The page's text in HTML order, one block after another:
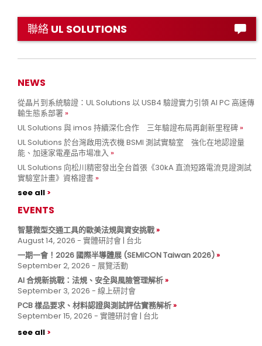
聯絡 UL SOLUTIONS
NEWS
從晶片到系統驗證：UL Solutions 以 USB4 驗證實力引領 AI PC 高速傳
輸生態系部署
UL Solutions 與 imos 持續深化合作 三年驗證布局再創新里程碑
UL Solutions 於台灣啟用洗衣機 BSMI 測試實驗室 強化在地認證量
能、加速家電產品市場准入
UL Solutions 向松川精密發出全台首張《30kA 直流短路電流見證測試
實驗室計畫》資格證書
see all
EVENTS
智慧微型交通工具的歐美法規與資安挑戰
August 14, 2026 - 實體研討會 | 台北
一期一會！2026 國際半導體展 (SEMICON Taiwan 2026)
September 2, 2026 - 展覽活動
AI 合規新挑戰：法規、安全與風險管理解析
September 3, 2026 - 線上研討會
PCB 樣品要求、材料認證與測試評估實務解析
September 15, 2026 - 實體研討會 | 台北
see all